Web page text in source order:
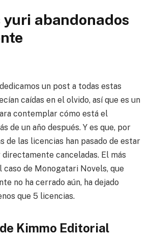
yuri abandonados
un post a todas estas
caídas en el olvido, así que es un
contemplar cómo está el
de un año después. Y es que, por
de las licencias han pasado de estar
directamente canceladas. El más
caso de Monogatari Novels, que
no ha cerrado aún, ha dejado
que 5 licencias.
Kimmo Editorial